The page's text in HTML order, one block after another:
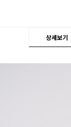
상세보기